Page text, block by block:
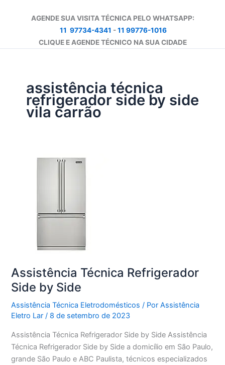
AGENDE SUA VISITA TÉCNICA PELO WHATSAPP:
11 97734-4341 -11 99776-1016
CLIQUE E AGENDE TÉCNICO NA SUA CIDADE
assistência técnica
refrigerador side by side
vila carrão
Assistência Técnica Refrigerador
Side by Side
Assistência Técnica Eletrodomésticos / PorAssistência
Eletro Lar/ 8 de setembro de 2023
Assistência Técnica Refrigerador Side by Side Assistência
Técnica Refrigerador Side by Side a domicílio em São Paulo,
grande São Paulo e ABC Paulista, técnicos especializados